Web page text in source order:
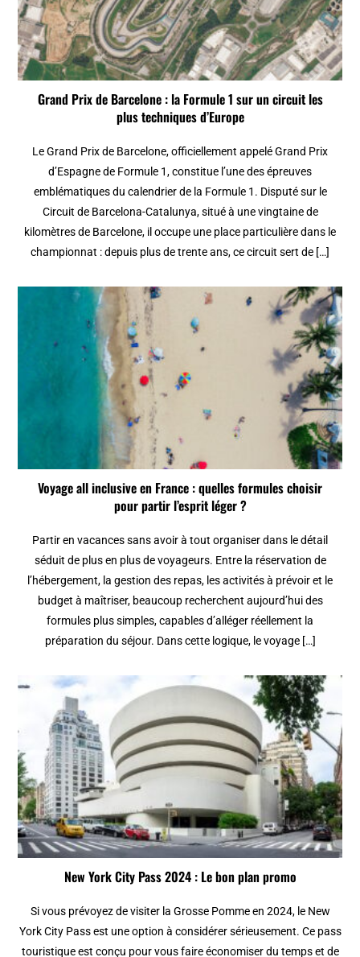
Grand Prix de Barcelone : la Formule 1 sur un circuit les
plus techniques d’Europe
Le Grand Prix de Barcelone, officiellement appelé Grand Prix
d’Espagne de Formule 1, constitue l’une des épreuves
emblématiques du calendrier de la Formule 1. Disputé sur le
Circuit de Barcelona-Catalunya, situé à une vingtaine de
kilomètres de Barcelone, il occupe une place particulière dans le
championnat : depuis plus de trente ans, ce circuit sert de […]
Voyage all inclusive en France : quelles formules choisir
pour partir l’esprit léger ?
Partir en vacances sans avoir à tout organiser dans le détail
séduit de plus en plus de voyageurs. Entre la réservation de
l’hébergement, la gestion des repas, les activités à prévoir et le
budget à maîtriser, beaucoup recherchent aujourd’hui des
formules plus simples, capables d’alléger réellement la
préparation du séjour. Dans cette logique, le voyage […]
New York City Pass 2024 : Le bon plan promo
Si vous prévoyez de visiter la Grosse Pomme en 2024, le New
York City Pass est une option à considérer sérieusement. Ce pass
touristique est conçu pour vous faire économiser du temps et de